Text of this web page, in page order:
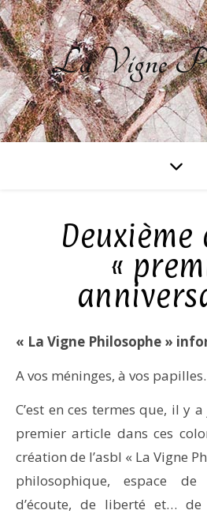
La Vigne
«
« La Vigne Philosophe »
A vos méninges, à vos
C’est en ces termes que, il y
premier article dans ces
création de l’asbl « La Vigne
philosophique, espace de
d’écoute, de liberté et… de